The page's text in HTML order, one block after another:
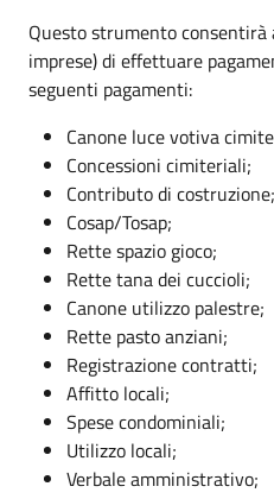
Questo strumento
imprese) di effettuare
seguenti pagamenti:
Canone luce votiva
Concessioni cimiteriali;
Contributo di costruzione;
Cosap/Tosap;
Rette spazio gioco;
Rette tana dei cuccioli;
Canone utilizzo palestre;
Rette pasto anziani;
Registrazione contratti;
Affitto locali;
Spese condominiali;
Utilizzo locali;
Verbale amministrativo;